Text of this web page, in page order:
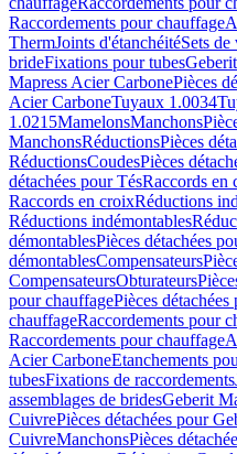
Raccordements pour chauffage
ThermJoints d'étanchéitéSets de
brideFixations pour tubes
Mapress Acier CarbonePièces
Acier CarboneTuyaux 1.0034
1.0215MamelonsManchons
ManchonsRéductionsPièces
RéductionsCoudesPièces
détachées pour TésRaccords en
Raccords en croixRéductions
Réductions indémontables
démontablesPièces détachées
démontablesCompensateurs
CompensateursObturateurs
pour chauffagePièces
chauffageRaccordements pour
Raccordements pour chauffage
Acier CarboneEtanchements
tubesFixations de raccordements
assemblages de bridesGeberit
CuivrePièces détachées pour
CuivreManchonsPièces